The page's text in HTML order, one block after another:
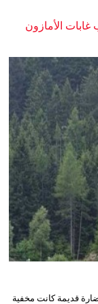
الأمازون
قديمة كانت مخفية